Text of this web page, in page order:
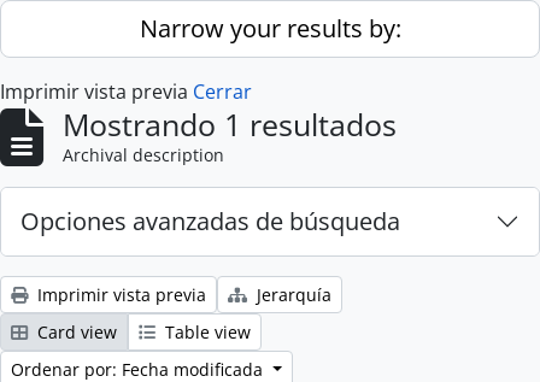
Skip to main contentNarrow your results by:
Imprimir vista previa Cerrar
Mostrando 1 resultados
Archival description
Opciones avanzadas de búsqueda
Imprimir vista previa
Jerarquía
Card view
Table view
Ordenar por: Fecha modificada